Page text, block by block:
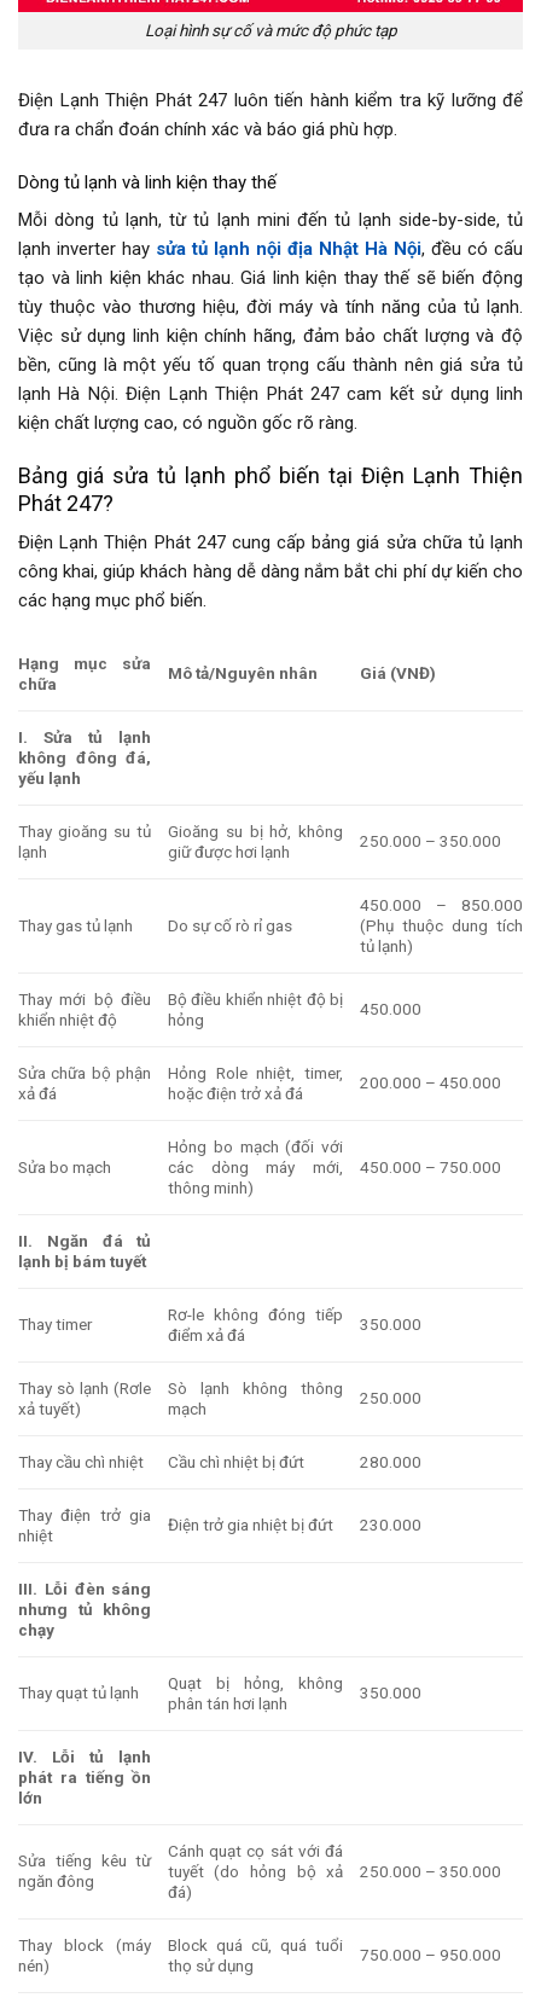
Loại hình sự cố và mức độ phức tạp
Điện Lạnh Thiện Phát 247 luôn tiến hành kiểm tra kỹ lưỡng để
đưa ra chẩn đoán chính xác và báo giá phù hợp.
Dòng tủ lạnh và linh kiện thay thế
Mỗi dòng tủ lạnh, từ tủ lạnh mini đến tủ lạnh side-by-side, tủ
lạnh inverter hay sửa tủ lạnh nội địa Nhật Hà Nội, đều có cấu
tạo và linh kiện khác nhau. Giá linh kiện thay thế sẽ biến động
tùy thuộc vào thương hiệu, đời máy và tính năng của tủ lạnh.
Việc sử dụng linh kiện chính hãng, đảm bảo chất lượng và độ
bền, cũng là một yếu tố quan trọng cấu thành nên giá sửa tủ
lạnh Hà Nội. Điện Lạnh Thiện Phát 247 cam kết sử dụng linh
kiện chất lượng cao, có nguồn gốc rõ ràng.
Bảng giá sửa tủ lạnh phổ biến tại Điện Lạnh Thiện
Phát 247?
Điện Lạnh Thiện Phát 247 cung cấp bảng giá sửa chữa tủ lạnh
công khai, giúp khách hàng dễ dàng nắm bắt chi phí dự kiến cho
các hạng mục phổ biến.
Hạng mục sửa
chữa
Mô tả/Nguyên nhân Giá (VNĐ)
I. Sửa tủ lạnh
không đông đá,
yếu lạnh
Thay gioăng su tủ
lạnh
Gioăng su bị hở, không
giữ được hơi lạnh
250.000 – 350.000
Thay gas tủ lạnh Do sự cố rò rỉ gas
450.000 – 850.000
(Phụ thuộc dung tích
tủ lạnh)
Thay mới bộ điều
khiển nhiệt độ
Bộ điều khiển nhiệt độ bị
hỏng
450.000
Sửa chữa bộ phận
xả đá
Hỏng Role nhiệt, timer,
hoặc điện trở xả đá
200.000 – 450.000
Sửa bo mạch
Hỏng bo mạch (đối với
các dòng máy mới,
thông minh)
450.000 – 750.000
II. Ngăn đá tủ
lạnh bị bám tuyết
Thay timer
Rơ-le không đóng tiếp
điểm xả đá
350.000
Thay sò lạnh (Rơle
xả tuyết)
Sò lạnh không thông
mạch
250.000
Thay cầu chì nhiệt Cầu chì nhiệt bị đứt 280.000
Thay điện trở gia
nhiệt
Điện trở gia nhiệt bị đứt 230.000
III. Lỗi đèn sáng
nhưng tủ không
chạy
Thay quạt tủ lạnh
Quạt bị hỏng, không
phân tán hơi lạnh
350.000
IV. Lỗi tủ lạnh
phát ra tiếng ồn
lớn
Sửa tiếng kêu từ
ngăn đông
Cánh quạt cọ sát với đá
tuyết (do hỏng bộ xả
đá)
250.000 – 350.000
Thay block (máy
nén)
Block quá cũ, quá tuổi
thọ sử dụng
750.000 – 950.000